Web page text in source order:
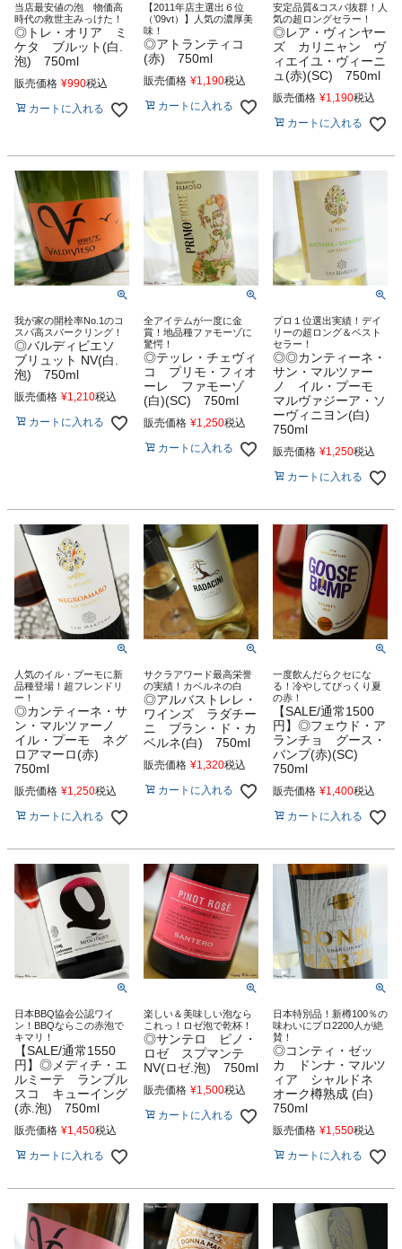
当店最安値の泡 物価高
時代の救世主みっけた！
◎トレ・オリア ミ
ケタ ブルット(白.
泡) 750ml
販売価格 ¥990税込
カートに入れる
【2011年店主選出６位
（’09vt）】人気の濃厚美
味！
◎アトランティコ
(赤) 750ml
販売価格 ¥1,190税込
カートに入れる
安定品質&コスパ抜群！人
気の超ロングセラー！
◎レア・ヴィンヤー
ズ カリニャン ヴ
ィエイユ・ヴィーニ
ュ(赤)(SC) 750ml
販売価格 ¥1,190税込
カートに入れる
我が家の開栓率No.1のコ
スパ高スパークリング！
◎バルディビエソ
ブリュット NV(白.
泡) 750ml
販売価格 ¥1,210税込
カートに入れる
全アイテムが一度に金
賞！地品種ファモーゾに
驚愕！
◎テッレ・チェヴィ
コ プリモ・フィオ
ーレ ファモーゾ
(白)(SC) 750ml
販売価格 ¥1,250税込
カートに入れる
プロ１位選出実績！デイ
リーの超ロング＆ベスト
セラー！
◎◎カンティーネ・
サン・マルツァー
ノ イル・プーモ
マルヴァジーア・ソ
ーヴィニヨン(白)
750ml
販売価格 ¥1,250税込
カートに入れる
人気のイル・プーモに新
品種登場！超フレンドリ
ー！
◎カンティーネ・サ
ン・マルツァーノ
イル・プーモ ネグ
ロアマーロ(赤)
750ml
販売価格 ¥1,250税込
カートに入れる
サクラアワード最高栄誉
の実績！カベルネの白
◎アルバストレレ・
ワインズ ラダチー
ニ ブラン・ド・カ
ベルネ(白) 750ml
販売価格 ¥1,320税込
カートに入れる
一度飲んだらクセにな
る！冷やしてびっくり夏
の赤！
【SALE/通常1500
円】◎フェウド・ア
ランチョ グース・
バンプ(赤)(SC)
750ml
販売価格 ¥1,400税込
カートに入れる
日本BBQ協会公認ワイ
ン！BBQならこの赤泡で
キマリ！
【SALE/通常1550
円】◎メディチ・エ
ルミーテ ランブル
スコ キューイング
(赤.泡) 750ml
販売価格 ¥1,450税込
カートに入れる
楽しい＆美味しい泡なら
これっ！ロゼ泡で乾杯！
◎サンテロ ピノ・
ロゼ スプマンテ
NV(ロゼ.泡) 750ml
販売価格 ¥1,500税込
カートに入れる
日本特別品！新樽100％の
味わいにプロ2200人が絶
賛！
◎コンティ・ゼッ
カ ドンナ・マルツ
ィア シャルドネ
オーク樽熟成 (白)
750ml
販売価格 ¥1,550税込
カートに入れる